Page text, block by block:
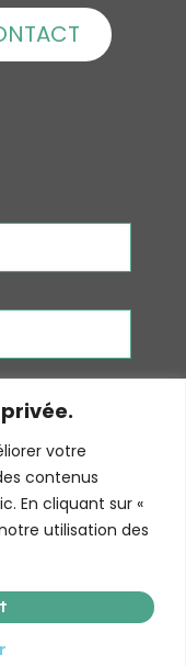
votre
contenus
En cliquant sur «
utilisation des
CPTS Val de